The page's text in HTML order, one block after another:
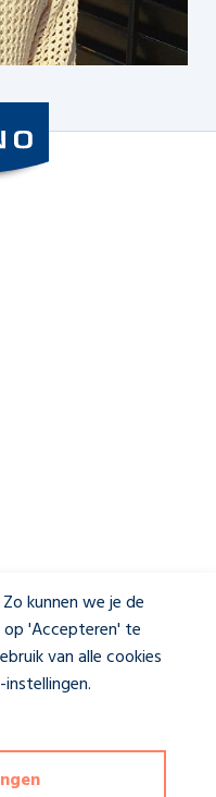
kunnen we je de
'Accepteren' te
van alle cookies